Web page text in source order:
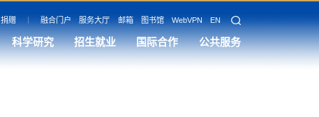
捐赠 融合门户 服务大厅 邮箱 图书馆 WebVPN EN
科学研究 招生就业 国际合作 公共服务